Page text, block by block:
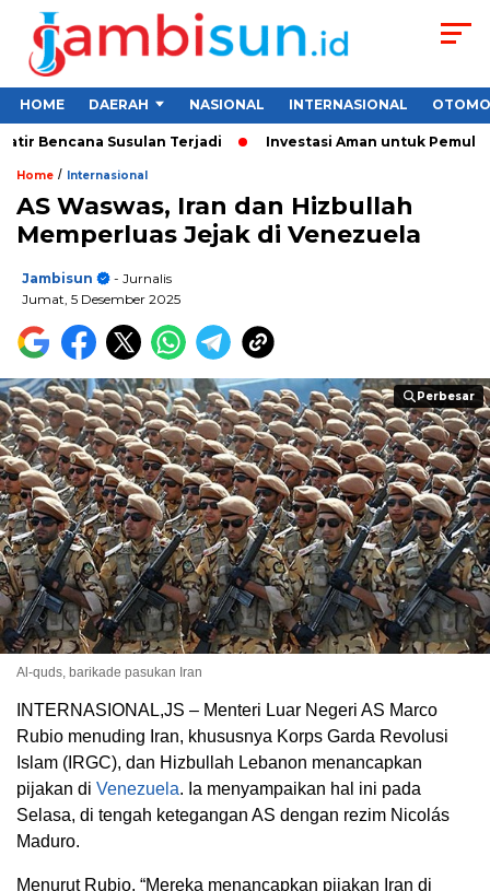
HOME DAERAH NASIONAL INTERNASIONAL
Bencana Susulan Terjadi Investasi Aman untuk Pemula
Home / Internasional
AS Waswas, Iran dan Hizbullah
Memperluas Jejak di Venezuela
Jambisun
- Jurnalis
Jumat, 5 Desember 2025
Perbesar
Perbesar
Al-quds, barikade pasukan Iran
INTERNASIONAL,JS – Menteri Luar Negeri AS Marco
Rubio menuding Iran, khususnya Korps Garda Revolusi
Islam (IRGC), dan Hizbullah Lebanon menancapkan
pijakan di Venezuela. Ia menyampaikan hal ini pada
Selasa, di tengah ketegangan AS dengan rezim Nicolás
Maduro.
Menurut Rubio, “Mereka menancapkan pijakan Iran di